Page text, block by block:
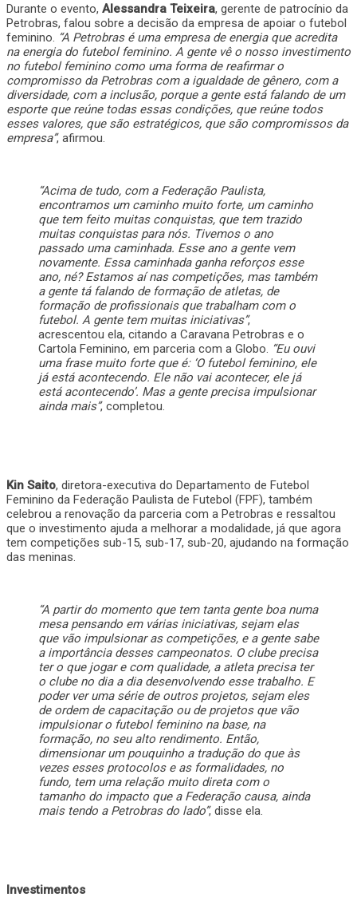
Durante o evento, Alessandra Teixeira, gerente de patrocínio da
Petrobras, falou sobre a decisão da empresa de apoiar o futebol
feminino.
“A Petrobras é uma empresa de energia que acredita
na energia do futebol feminino. A gente vê o nosso investimento
no futebol feminino como uma forma de reafirmar o
compromisso da Petrobras com a igualdade de gênero, com a
diversidade, com a inclusão, porque a gente está falando de um
esporte que reúne todas essas condições, que reúne todos
esses valores, que são estratégicos, que são compromissos da
empresa”, afirmou.
“Acima de tudo, com a Federação Paulista,
encontramos um caminho muito forte, um caminho
que tem feito muitas conquistas, que tem trazido
muitas conquistas para nós. Tivemos o ano
passado uma caminhada. Esse ano a gente vem
novamente. Essa caminhada ganha reforços esse
ano, né? Estamos aí nas competições, mas também
a gente tá falando de formação de atletas, de
formação de profissionais que trabalham com o
futebol. A gente tem muitas iniciativas”,
acrescentou ela, citando a Caravana Petrobras e o
Cartola Feminino, em parceria com a Globo.
“Eu ouvi
uma frase muito forte que é: ‘O futebol feminino, ele
já está acontecendo. Ele não vai acontecer, ele já
está acontecendo’. Mas a gente precisa impulsionar
ainda mais”, completou.
Kin Saito, diretora-executiva do Departamento de Futebol
Feminino da Federação Paulista de Futebol (FPF), também
celebrou a renovação da parceria com a Petrobras e ressaltou
que o investimento ajuda a melhorar a modalidade, já que agora
tem competições sub-15, sub-17, sub-20, ajudando na formação
das meninas.
“A partir do momento que tem tanta gente boa numa
mesa pensando em várias iniciativas, sejam elas
que vão impulsionar as competições, e a gente sabe
a importância desses campeonatos. O clube precisa
ter o que jogar e com qualidade, a atleta precisa ter
o clube no dia a dia desenvolvendo esse trabalho. E
poder ver uma série de outros projetos, sejam eles
de ordem de capacitação ou de projetos que vão
impulsionar o futebol feminino na base, na
formação, no seu alto rendimento. Então,
dimensionar um pouquinho a tradução do que às
vezes esses protocolos e as formalidades, no
fundo, tem uma relação muito direta com o
tamanho do impacto que a Federação causa, ainda
mais tendo a Petrobras do lado”, disse ela.
Investimentos